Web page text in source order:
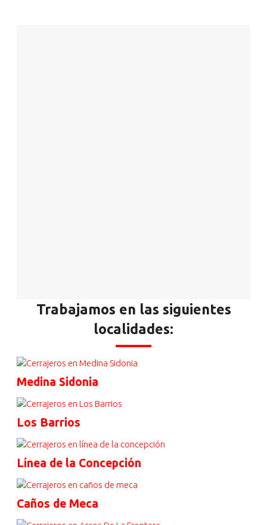
Trabajamos en las siguientes
localidades:
Medina Sidonia
Los Barrios
Línea de la Concepción
Caños de Meca